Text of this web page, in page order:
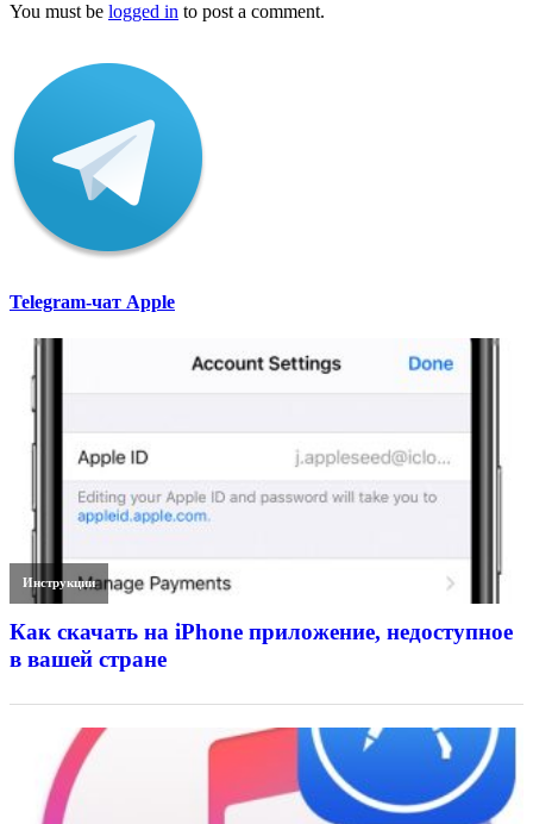
You must be logged in to post a comment.
Telegram-чат Apple
Инструкции
Как скачать на iPhone приложение, недоступное
в вашей стране